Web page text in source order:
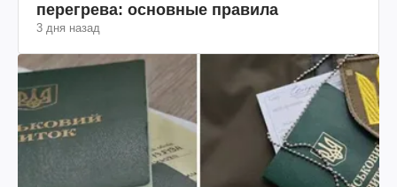
перегрева: основные правила
3 дня назад